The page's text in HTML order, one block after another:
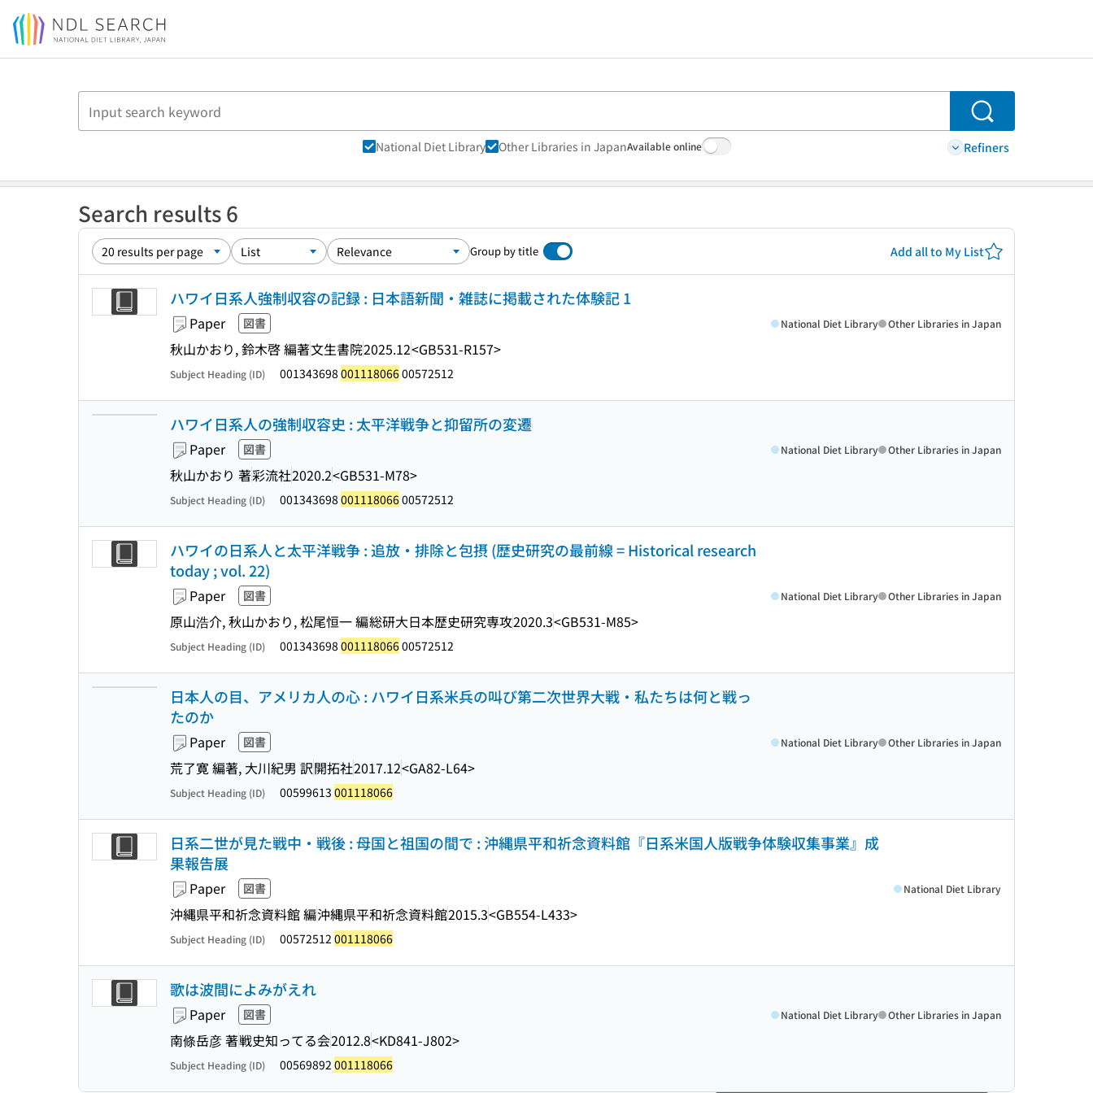
Jump to main content
Search
National Diet Library Other Libraries in JapanAvailable online Refiners
Search results 6
Group by title Add all to My List
ハワイ日系人強制収容の記録 : 日本語新聞・雑誌に掲載された体験記 1
Paper 図書
秋山かおり, 鈴木啓 編著文生書院2025.12<GB531-R157>
National Diet Library Other Libraries in Japan
Subject Heading (ID) 001343698 00111806600572512
ハワイ日系人の強制収容史 : 太平洋戦争と抑留所の変遷
Paper 図書
秋山かおり 著彩流社2020.2<GB531-M78>
National Diet Library Other Libraries in Japan
Subject Heading (ID) 001343698 00111806600572512
ハワイの日系人と太平洋戦争 : 追放・排除と包摂 (歴史研究の最前線 = Historical research
today ; vol. 22)
Paper 図書
原山浩介, 秋山かおり, 松尾恒一 編総研大日本歴史研究専攻2020.3<GB531-M85>
National Diet Library Other Libraries in Japan
Subject Heading (ID) 001343698 00111806600572512
日本人の目、アメリカ人の心 : ハワイ日系米兵の叫び第二次世界大戦・私たちは何と戦っ
たのか
Paper 図書
荒了寛 編著, 大川紀男 訳開拓社2017.12<GA82-L64>
National Diet Library Other Libraries in Japan
Subject Heading (ID) 00599613 001118066
日系二世が見た戦中・戦後 : 母国と祖国の間で : 沖縄県平和祈念資料館『日系米国人版戦争体験収集事業』成
果報告展
Paper 図書
沖縄県平和祈念資料館 編沖縄県平和祈念資料館2015.3<GB554-L433>
National Diet Library
Subject Heading (ID) 00572512 001118066
歌は波間によみがえれ
Paper 図書
南條岳彦 著戦史知ってる会2012.8<KD841-J802>
National Diet Library Other Libraries in Japan
Subject Heading (ID) 00569892 001118066